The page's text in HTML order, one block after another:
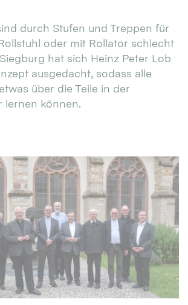
durch Stufen und Treppen für
oder mit Rollator schlecht
hat sich Heinz Peter Lob
ausgedacht, sodass alle
über die Teile in der
lernen können.